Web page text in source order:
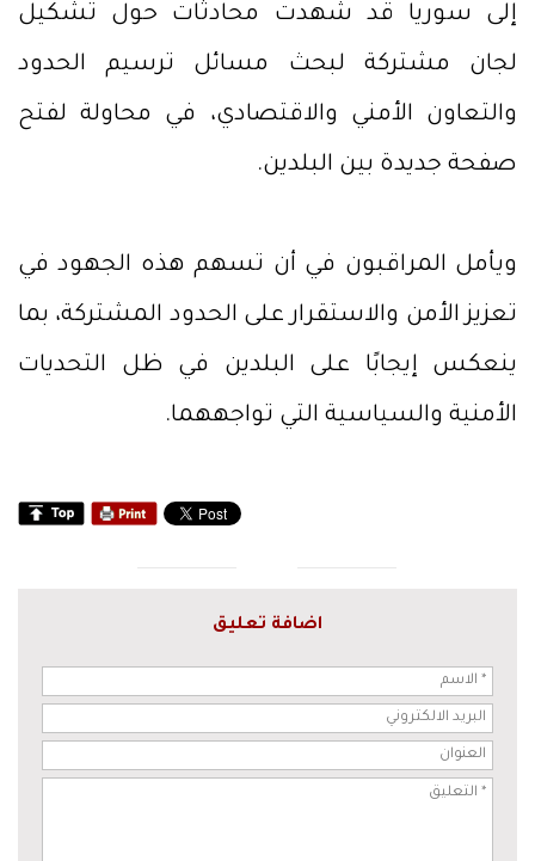
إلى سوريا قد شهدت محادثات حول تشكيل
لجان مشتركة لبحث مسائل ترسيم الحدود
والتعاون الأمني والاقتصادي، في محاولة لفتح
صفحة جديدة بين البلدين.
ويأمل المراقبون في أن تسهم هذه الجهود في
تعزيز الأمن والاستقرار على الحدود المشتركة، بما
ينعكس إيجابًا على البلدين في ظل التحديات
الأمنية والسياسية التي تواجههما.
اضافة تعليق